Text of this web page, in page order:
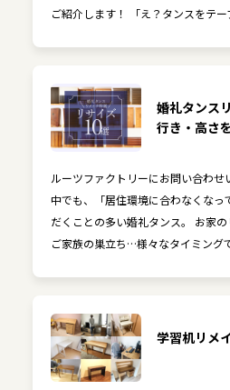
ご紹介します！ 「え？タンスをテ
婚礼タンス
行き・高さ
ルーツファクトリーにお問い合わせ
中でも、「居住環境に合わなくなっ
だくことの多い婚礼タンス。 お家の
ご家族の巣立ち…様々なタイミン
学習机リメ